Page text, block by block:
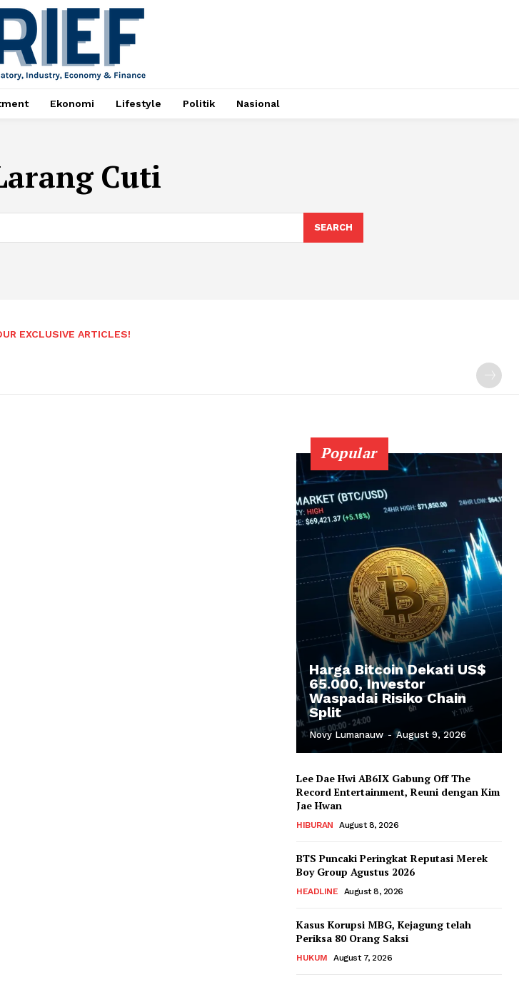
Ekonomi Lifestyle Politik Nasional
Cuti
SEARCH
EXCLUSIVE ARTICLES!
Popular
Harga Bitcoin Dekati US$
65.000, Investor
Waspadai Risiko Chain
Split
Novy Lumanauw - August 9, 2026
Lee Dae Hwi AB6IX Gabung Off The
Record Entertainment, Reuni dengan Kim
Jae Hwan
HIBURAN August 8, 2026
BTS Puncaki Peringkat Reputasi Merek
Boy Group Agustus 2026
HEADLINE August 8, 2026
Kasus Korupsi MBG, Kejagung telah
Periksa 80 Orang Saksi
HUKUM August 7, 2026